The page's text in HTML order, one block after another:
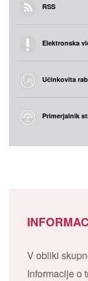
RSS
Elektronska
Učinkovita
Primerjalnik
V obliki
Informacije o